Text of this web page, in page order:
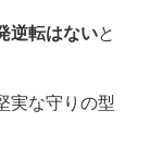
逆転はないと
実な守りの型